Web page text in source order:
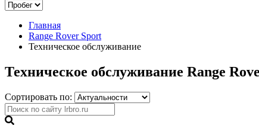
Главная
Range Rover Sport
Техническое обслуживание
Техническое обслуживание Range
Сортировать по: